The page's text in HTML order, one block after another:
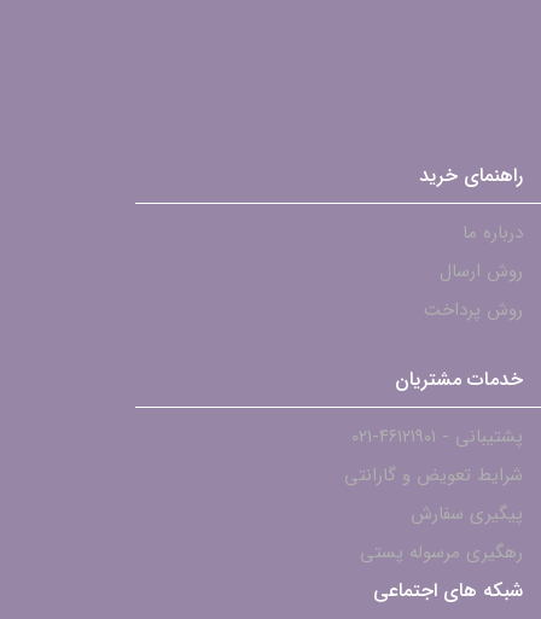
راهنمای خرید
درباره ما
روش ارسال
روش پرداخت
خدمات مشتریان
پشتیبانی - ۴۶۱۲۱۹۰۱-021
شرایط تعویض و گارانتی
پیگیری سفارش
رهگیری مرسوله پستی
شبکه های اجتماعی